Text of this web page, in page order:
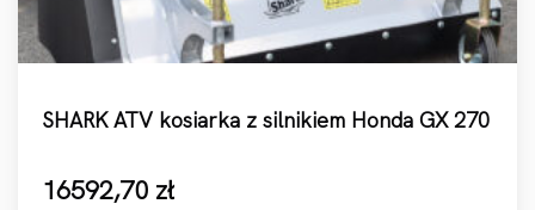
SHARK ATV kosiarka z silnikiem Honda GX 270
16592,70 zł